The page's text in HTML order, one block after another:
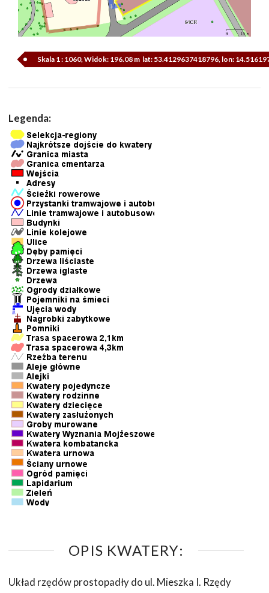
Skala 1 : 1060, Widok: 196.08 m lat: 53.4129637418796, lon:
Legenda:
OPIS KWATERY:
Układ rzędów prostopadły do ul. Mieszka I. Rzędy